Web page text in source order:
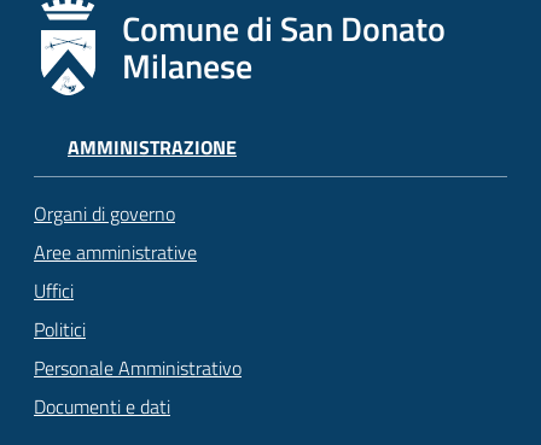
Comune di San Donato
Milanese
AMMINISTRAZIONE
Organi di governo
Aree amministrative
Uffici
Politici
Personale Amministrativo
Documenti e dati